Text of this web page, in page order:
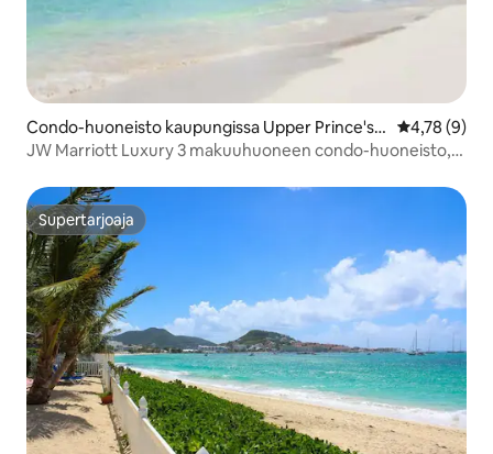
Condo-huoneisto kaupungissa Upper Prince's
Quarter
4,78 (9)
JW Marriott Luxury 3 makuuhuoneen condo-huoneisto,
Supertarjoaja
Supertarjoaja